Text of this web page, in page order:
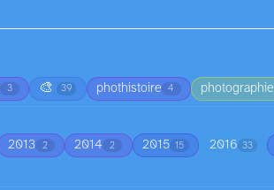
3 🎨 39 phothistoire 4 photographie
2013 2 2014 2 2015 15 2016 33